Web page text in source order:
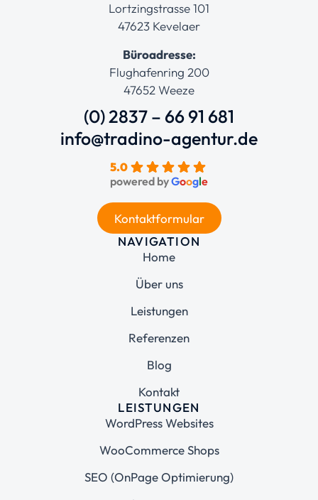
Lortzingstrasse 101
47623 Kevelaer
Büroadresse:
Flughafenring 200
47652 Weeze
(0) 2837 – 66 91 681
info@tradino-agentur.de
5.0
powered byGoogle
Kontaktformular
NAVIGATION
Home
Über uns
Leistungen
Referenzen
Blog
Kontakt
LEISTUNGEN
WordPress Websites
WooCommerce Shops
SEO (OnPage Optimierung)